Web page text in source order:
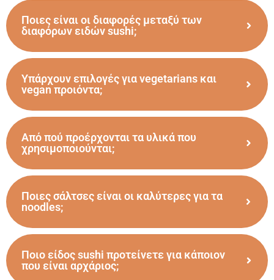
Ποιες είναι οι διαφορές μεταξύ των
διαφόρων ειδών sushi;
Υπάρχουν επιλογές για vegetarians και
vegan προιόντα;
Από πού προέρχονται τα υλικά που
χρησιμοποιούνται;
Ποιες σάλτσες είναι οι καλύτερες για τα
noodles;
Ποιο είδος sushi προτείνετε για κάποιον
που είναι αρχάριος;